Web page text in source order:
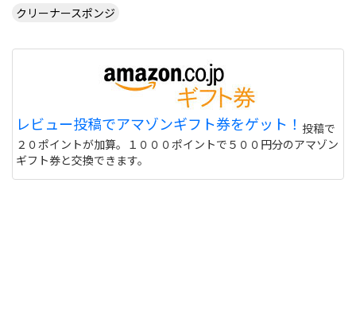
クリーナースポンジ
レビュー投稿でアマゾンギフト券をゲット！ 投稿で
２０ポイントが加算。１０００ポイントで５００円分のアマゾン
ギフト券と交換できます。